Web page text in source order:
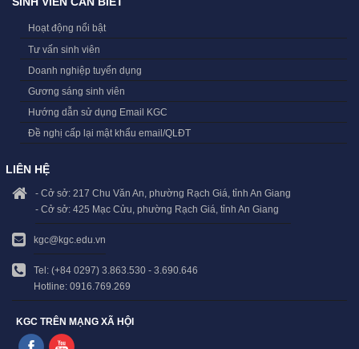
Hoạt động nổi bật
Tư vấn sinh viên
Doanh nghiệp tuyển dụng
Gương sáng sinh viên
Hướng dẫn sử dụng Email KGC
Đề nghị cấp lại mật khẩu email/QLĐT
LIÊN HỆ
- Cở sở: 217 Chu Văn An, phường Rạch Giá, tỉnh An Giang
- Cở sở: 425 Mạc Cửu, phường Rạch Giá, tỉnh An Giang
kgc@kgc.edu.vn
Tel: (+84 0297) 3.863.530 - 3.690.646
Hotline: 0916.769.269
KGC TRÊN MẠNG XÃ HỘI